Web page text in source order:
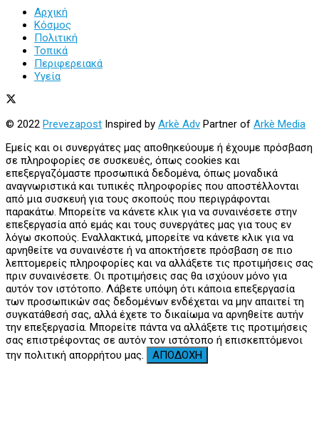
Αρχική
Κόσμος
Πολιτική
Τοπικά
Περιφερειακά
Υγεία
© 2022 Prevezapost Inspired by Arkè Adv Partner of Arkè Media
Εμείς και οι συνεργάτες μας αποθηκεύουμε ή έχουμε πρόσβαση
σε πληροφορίες σε συσκευές, όπως cookies και
επεξεργαζόμαστε προσωπικά δεδομένα, όπως μοναδικά
αναγνωριστικά και τυπικές πληροφορίες που αποστέλλονται
από μια συσκευή για τους σκοπούς που περιγράφονται
παρακάτω. Μπορείτε να κάνετε κλικ για να συναινέσετε στην
επεξεργασία από εμάς και τους συνεργάτες μας για τους εν
λόγω σκοπούς. Εναλλακτικά, μπορείτε να κάνετε κλικ για να
αρνηθείτε να συναινέστε ή να αποκτήσετε πρόσβαση σε πιο
λεπτομερείς πληροφορίες και να αλλάξετε τις προτιμήσεις σας
πριν συναινέσετε. Οι προτιμήσεις σας θα ισχύουν μόνο για
αυτόν τον ιστότοπο. Λάβετε υπόψη ότι κάποια επεξεργασία
των προσωπικών σας δεδομένων ενδέχεται να μην απαιτεί τη
συγκατάθεσή σας, αλλά έχετε το δικαίωμα να αρνηθείτε αυτήν
την επεξεργασία. Μπορείτε πάντα να αλλάξετε τις προτιμήσεις
σας επιστρέφοντας σε αυτόν τον ιστότοπο ή επισκεπτόμενοι
την πολιτική απορρήτου μας.
ΑΠΟΔΟΧΗ